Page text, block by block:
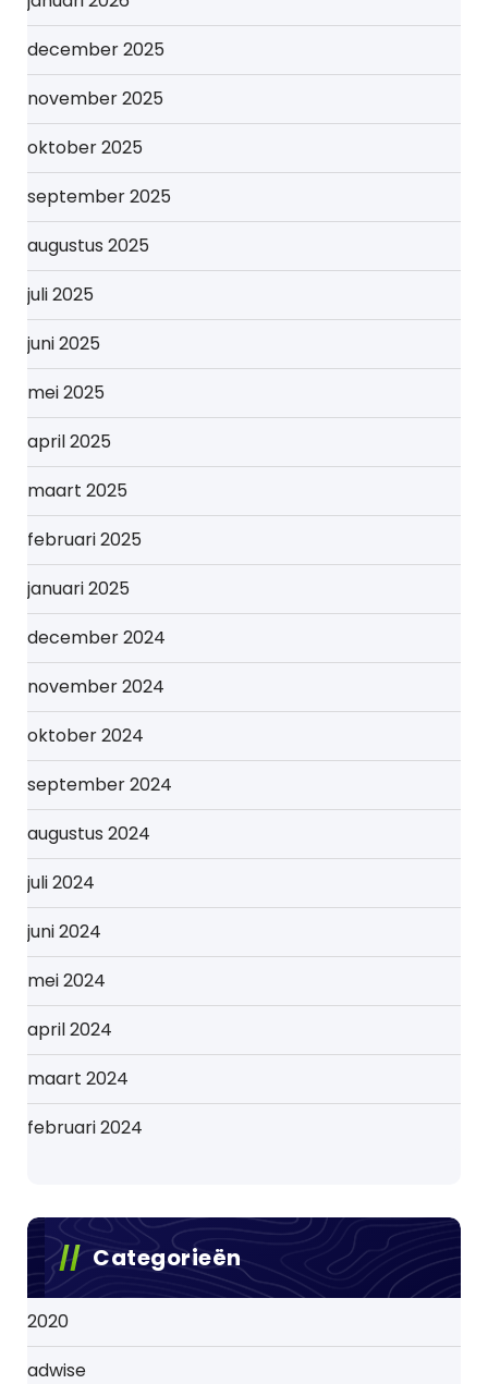
december 2025
november 2025
oktober 2025
september 2025
augustus 2025
juli 2025
juni 2025
mei 2025
april 2025
maart 2025
februari 2025
januari 2025
december 2024
november 2024
oktober 2024
september 2024
augustus 2024
juli 2024
juni 2024
mei 2024
april 2024
maart 2024
februari 2024
Categorieën
2020
adwise